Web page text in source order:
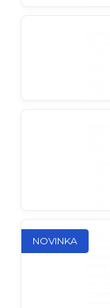
NOVINKA